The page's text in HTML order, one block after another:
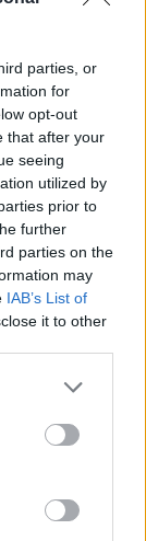
parties, or
for
opt-out
that after your
seeing
utilized by
prior to
further
parties on the
may
IAB’s List of
it to other
tért
élet
el az